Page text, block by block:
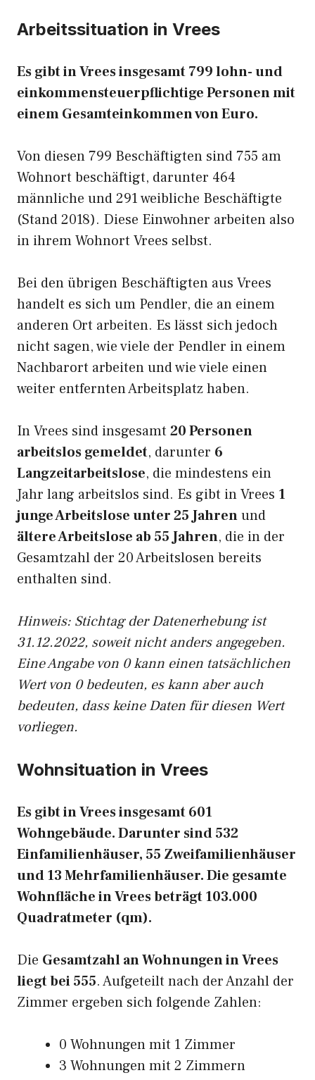
Arbeitssituation in Vrees
Es gibt in Vrees insgesamt 799 lohn- und
einkommensteuerpflichtige Personen mit
einem Gesamteinkommen von Euro.
Von diesen 799 Beschäftigten sind 755 am
Wohnort beschäftigt, darunter 464
männliche und 291 weibliche Beschäftigte
(Stand 2018). Diese Einwohner arbeiten also
in ihrem Wohnort Vrees selbst.
Bei den übrigen Beschäftigten aus Vrees
handelt es sich um Pendler, die an einem
anderen Ort arbeiten. Es lässt sich jedoch
nicht sagen, wie viele der Pendler in einem
Nachbarort arbeiten und wie viele einen
weiter entfernten Arbeitsplatz haben.
In Vrees sind insgesamt 20 Personen
arbeitslos gemeldet, darunter 6
Langzeitarbeitslose, die mindestens ein
Jahr lang arbeitslos sind. Es gibt in Vrees 1
junge Arbeitslose unter 25 Jahrenund
ältere Arbeitslose ab 55 Jahren, die in der
Gesamtzahl der 20 Arbeitslosen bereits
enthalten sind.
Hinweis: Stichtag der Datenerhebung ist
31.12.2022, soweit nicht anders angegeben.
Eine Angabe von 0 kann einen tatsächlichen
Wert von 0 bedeuten, es kann aber auch
bedeuten, dass keine Daten für diesen Wert
vorliegen.
Wohnsituation in Vrees
Es gibt in Vrees insgesamt 601
Wohngebäude. Darunter sind 532
Einfamilienhäuser, 55 Zweifamilienhäuser
und 13 Mehrfamilienhäuser. Die gesamte
Wohnfläche in Vrees beträgt 103.000
Quadratmeter (qm).
Die Gesamtzahl an Wohnungen in Vrees
liegt bei 555. Aufgeteilt nach der Anzahl der
Zimmer ergeben sich folgende Zahlen:
0 Wohnungen mit 1 Zimmer
3 Wohnungen mit 2 Zimmern